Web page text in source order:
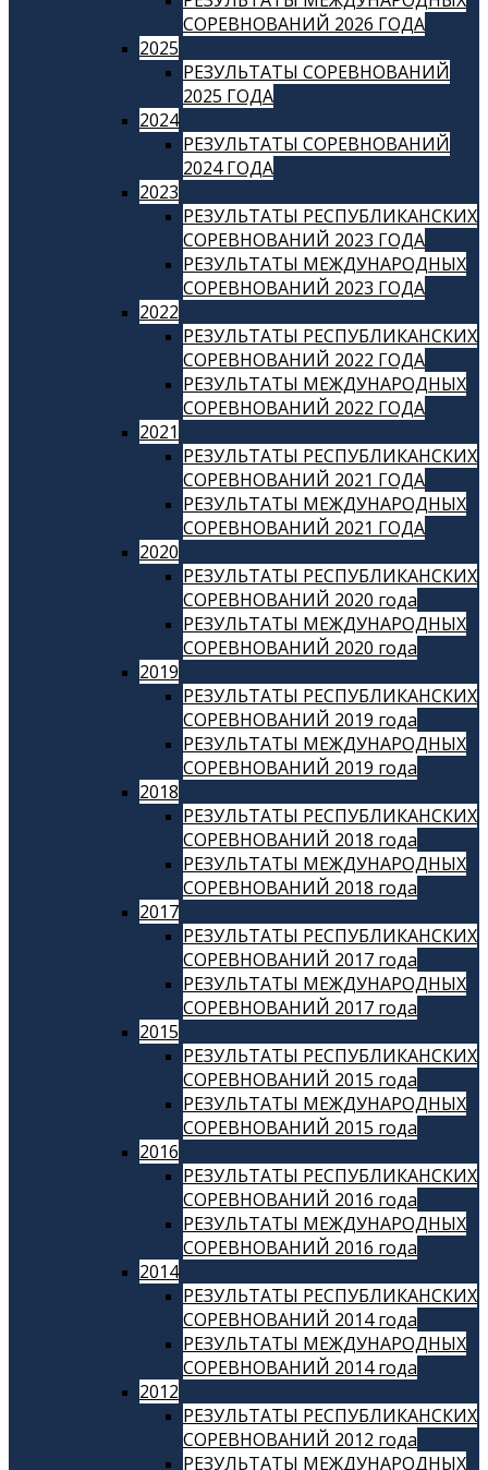
СОРЕВНОВАНИЙ 2026 ГОДА
2025
РЕЗУЛЬТАТЫ СОРЕВНОВАНИЙ
2025 ГОДА
2024
РЕЗУЛЬТАТЫ СОРЕВНОВАНИЙ
2024 ГОДА
2023
РЕЗУЛЬТАТЫ РЕСПУБЛИКАНСКИХ
СОРЕВНОВАНИЙ 2023 ГОДА
РЕЗУЛЬТАТЫ МЕЖДУНАРОДНЫХ
СОРЕВНОВАНИЙ 2023 ГОДА
2022
РЕЗУЛЬТАТЫ РЕСПУБЛИКАНСКИХ
СОРЕВНОВАНИЙ 2022 ГОДА
РЕЗУЛЬТАТЫ МЕЖДУНАРОДНЫХ
СОРЕВНОВАНИЙ 2022 ГОДА
2021
РЕЗУЛЬТАТЫ РЕСПУБЛИКАНСКИХ
СОРЕВНОВАНИЙ 2021 ГОДА
РЕЗУЛЬТАТЫ МЕЖДУНАРОДНЫХ
СОРЕВНОВАНИЙ 2021 ГОДА
2020
РЕЗУЛЬТАТЫ РЕСПУБЛИКАНСКИХ
СОРЕВНОВАНИЙ 2020 года
РЕЗУЛЬТАТЫ МЕЖДУНАРОДНЫХ
СОРЕВНОВАНИЙ 2020 года
2019
РЕЗУЛЬТАТЫ РЕСПУБЛИКАНСКИХ
СОРЕВНОВАНИЙ 2019 года
РЕЗУЛЬТАТЫ МЕЖДУНАРОДНЫХ
СОРЕВНОВАНИЙ 2019 года
2018
РЕЗУЛЬТАТЫ РЕСПУБЛИКАНСКИХ
СОРЕВНОВАНИЙ 2018 года
РЕЗУЛЬТАТЫ МЕЖДУНАРОДНЫХ
СОРЕВНОВАНИЙ 2018 года
2017
РЕЗУЛЬТАТЫ РЕСПУБЛИКАНСКИХ
СОРЕВНОВАНИЙ 2017 года
РЕЗУЛЬТАТЫ МЕЖДУНАРОДНЫХ
СОРЕВНОВАНИЙ 2017 года
2015
РЕЗУЛЬТАТЫ РЕСПУБЛИКАНСКИХ
СОРЕВНОВАНИЙ 2015 года
РЕЗУЛЬТАТЫ МЕЖДУНАРОДНЫХ
СОРЕВНОВАНИЙ 2015 года
2016
РЕЗУЛЬТАТЫ РЕСПУБЛИКАНСКИХ
СОРЕВНОВАНИЙ 2016 года
РЕЗУЛЬТАТЫ МЕЖДУНАРОДНЫХ
СОРЕВНОВАНИЙ 2016 года
2014
РЕЗУЛЬТАТЫ РЕСПУБЛИКАНСКИХ
СОРЕВНОВАНИЙ 2014 года
РЕЗУЛЬТАТЫ МЕЖДУНАРОДНЫХ
СОРЕВНОВАНИЙ 2014 года
2012
РЕЗУЛЬТАТЫ РЕСПУБЛИКАНСКИХ
СОРЕВНОВАНИЙ 2012 года
РЕЗУЛЬТАТЫ МЕЖДУНАРОДНЫХ